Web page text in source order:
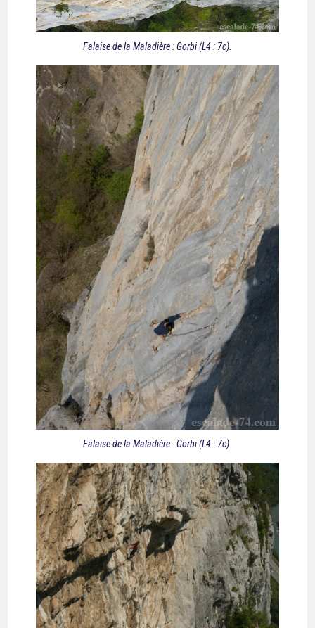
Falaise de la Maladière : Gorbi (L4 : 7c).
Falaise de la Maladière : Gorbi (L4 : 7c).